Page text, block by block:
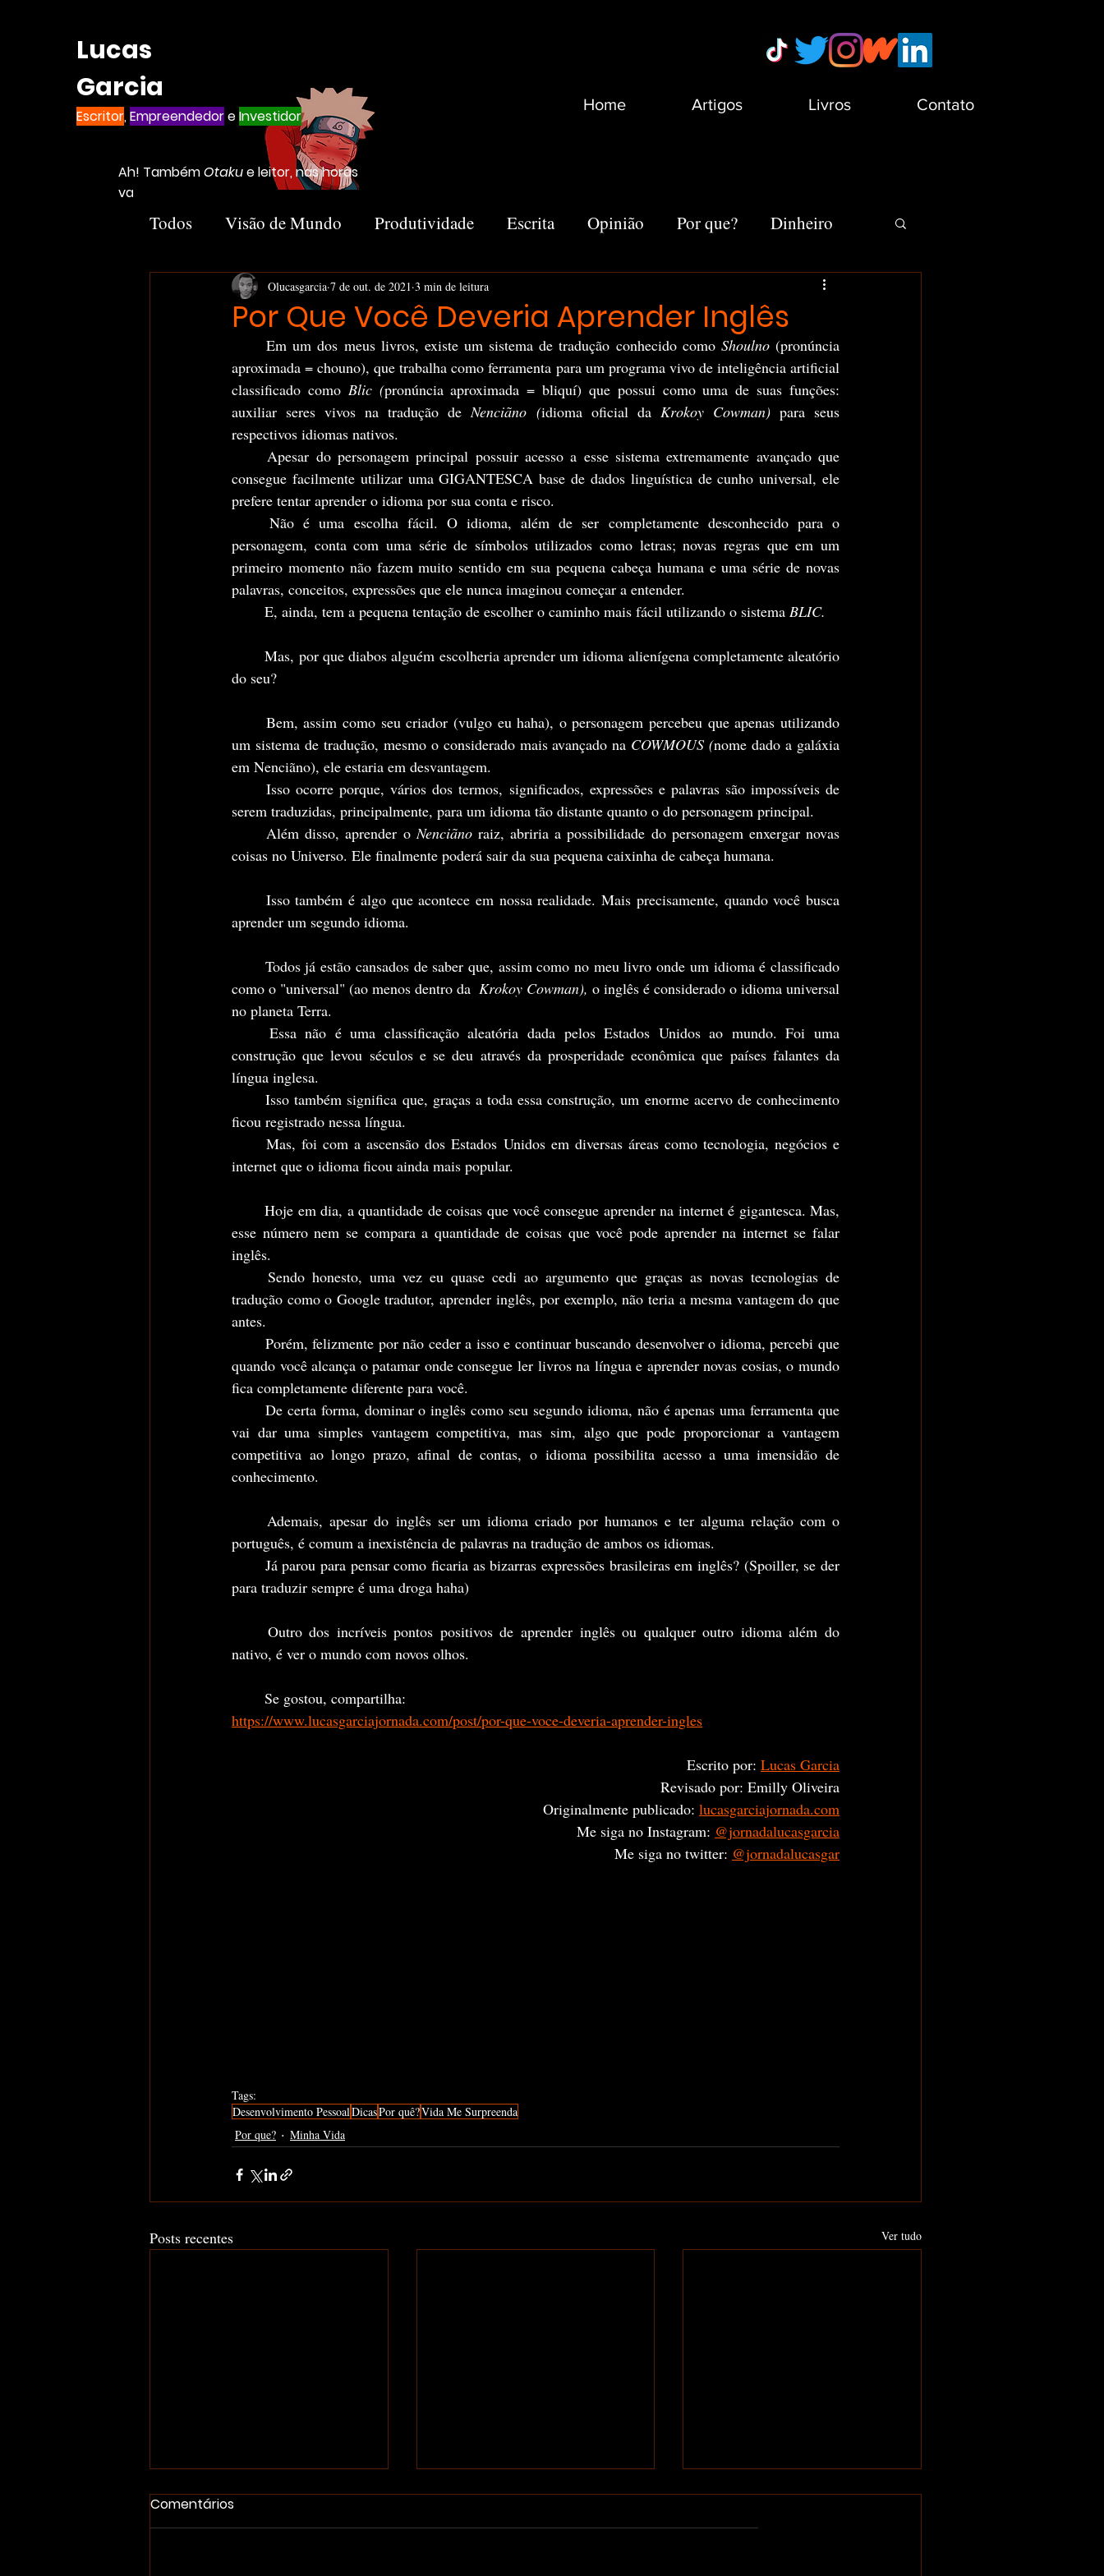
Lucas
Garcia
Escritor,EmpreendedoreInvestidor
Ah! TambémOtakue leitor, nas horas
vagas
Home Artigos Livros Contato
Todos Visão de Mundo Produtividade Escrita Opinião Por que? Dinheiro
Introvertido Livros Recomendações Minha Vida
Negócios
Por Que Você Deveria Aprender Inglês
Olucasgarcia 7 de out. de 2021 3 min de leitura
	Em um dos meus livros, existe um sistema de tradução conhecido como
Shoulno (pronúncia
aproximada = chouno), que trabalha como ferramenta para um programa vivo de inteligência artificial
classificado como Blic (pronúncia aproximada = bliquí) que possui como uma de suas funções:
auxiliar seres vivos na tradução de Nenciãno (idioma oficial da Krokoy Cowman) para seus
respectivos idiomas nativos.
	Apesar do personagem principal possuir acesso a esse sistema extremamente avançado que
consegue facilmente utilizar uma GIGANTESCA base de dados linguística de cunho universal, ele
prefere tentar aprender o idioma por sua conta e risco.
	Não é uma escolha fácil. O idioma, além de ser completamente desconhecido para o
personagem, conta com uma série de símbolos utilizados como letras; novas regras que em um
primeiro momento não fazem muito sentido em sua pequena cabeça humana e uma série de novas
palavras, conceitos, expressões que ele nunca imaginou começar a entender.
	E, ainda, tem a pequena tentação de escolher o caminho mais fácil utilizando o sistema
BLIC.
	Mas, por que diabos alguém escolheria aprender um idioma alienígena completamente aleatório
do seu?
um sistema de tradução, mesmo o considerado mais avançado na COWMOUS (nome dado a galáxia
em Nenciãno), ele estaria em desvantagem.
	Isso ocorre porque, vários dos termos, significados, expressões e palavras são impossíveis de
serem traduzidas, principalmente, para um idioma tão distante quanto o do personagem principal.
	Além disso, aprender o
Nenciãno raiz, abriria a possibilidade do personagem enxergar novas
coisas no Universo. Ele finalmente poderá sair da sua pequena caixinha de cabeça humana.
aprender um segundo idioma.
como o "universal" (ao menos dentro da Krokoy Cowman), o inglês é considerado o idioma universal
no planeta Terra.
construção que levou séculos e se deu através da prosperidade econômica que países falantes da
língua inglesa.
	Isso também significa que, graças a toda essa construção, um enorme acervo de conhecimento
ficou registrado nessa língua.
	Mas, foi com a ascensão dos Estados Unidos em diversas áreas como tecnologia, negócios e
internet que o idioma ficou ainda mais popular.
	Hoje em dia, a quantidade de coisas que você consegue aprender na internet é gigantesca. Mas,
esse número nem se compara a quantidade de coisas que você pode aprender na internet se falar
inglês.
tradução como o Google tradutor, aprender inglês, por exemplo, não teria a mesma vantagem do que
antes.
quando você alcança o patamar onde consegue ler livros na língua e aprender novas cosias, o mundo
fica completamente diferente para você.
vai dar uma simples vantagem competitiva, mas sim, algo que pode proporcionar a vantagem
competitiva ao longo prazo, afinal de contas, o idioma possibilita acesso a uma imensidão de
conhecimento.
	Ademais, apesar do inglês ser um idioma criado por humanos e ter alguma relação com o
português, é comum a inexistência de palavras na tradução de ambos os idiomas.
para traduzir sempre é uma droga haha)
nativo, é ver o mundo com novos olhos.
	Se gostou, compartilha:
https://www.lucasgarciajornada.com/post/por-que-voce-deveria-aprender-ingles
Escrito por: Lucas Garcia
Revisado por: Emilly Oliveira
Originalmente publicado: lucasgarciajornada.com
Me siga no Instagram: @jornadalucasgarcia
Me siga no twitter: @jornadalucasgar
Tags:
Desenvolvimento PessoalDicasPor quê?Vida Me Surpreenda
Por que?
Minha Vida
Posts recentes Ver tudo
Comentários